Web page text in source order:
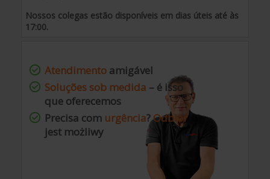
Nossos colegas estão disponíveis em dias úteis até às
17:00.
Atendimento amigável
Soluções sob medida – é isso
que oferecemos
Precisa com urgência?Odbiór
jest możliwy